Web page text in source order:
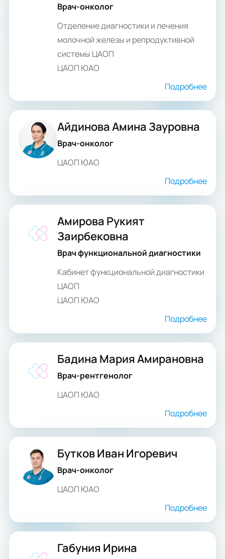
Врач-онколог
Отделение диагностики и лечения
молочной железы и репродуктивной
системы ЦАОП
ЦАОП ЮАО
Подробнее
Айдинова Амина Зауровна
Врач-онколог
ЦАОП ЮАО
Подробнее
Амирова Рукият
Заирбековна
Врач функциональной диагностики
Кабинет функциональной диагностики
ЦАОП
ЦАОП ЮАО
Подробнее
Бадина Мария Амирановна
Врач-рентгенолог
ЦАОП ЮАО
Подробнее
Бутков Иван Игоревич
Врач-онколог
ЦАОП ЮАО
Подробнее
Габуния Ирина